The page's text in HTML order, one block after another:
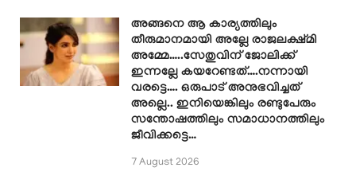
അങ്ങനെ ആ കാര്യത്തിലും
തീരുമാനമായി അല്ലേ രാജലക്ഷ്മി
അമ്മേ…..സേതുവിന് ജോലിക്ക്
ഇന്നല്ലേ കയറേണ്ടത്….നന്നായി
വരട്ടെ…. ഒരുപാട് അനുഭവിച്ചത്
അല്ലെ.. ഇനിയെങ്കിലും രണ്ടുപേരും
സന്തോഷത്തിലും സമാധാനത്തിലും
ജീവിക്കട്ടെ…
7 August 2026